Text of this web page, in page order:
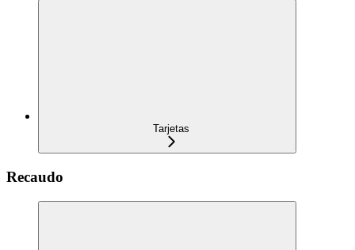
Tarjetas
Recaudo